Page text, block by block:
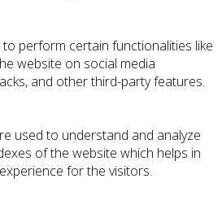
perform certain functionalities like
website on social media
and other third-party features.
used to understand and analyze
of the website which helps in
for the visitors.